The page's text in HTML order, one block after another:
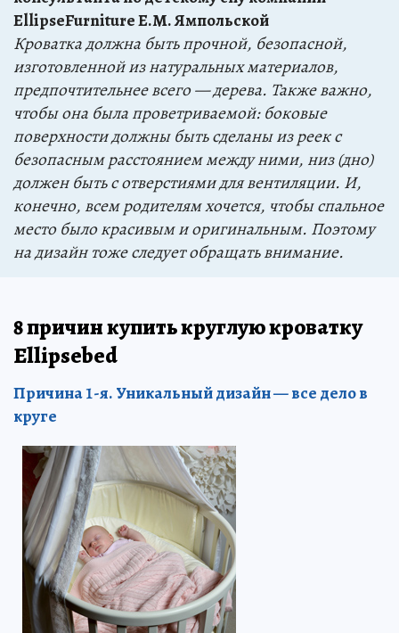
EllipseFurniture Е.М. Ямпольской
Кроватка должна быть прочной, безопасной,
изготовленной из натуральных материалов,
предпочтительнее всего — дерева. Также важно,
чтобы она была проветриваемой: боковые
поверхности должны быть сделаны из реек с
безопасным расстоянием между ними, низ (дно)
должен быть с отверстиями для вентиляции. И,
конечно, всем родителям хочется, чтобы спальное
место было красивым и оригинальным. Поэтому
на дизайн тоже следует обращать внимание.
8 причин купить круглую кроватку
Еllipsebed
Причина 1-я. Уникальный дизайн — все дело в
круге